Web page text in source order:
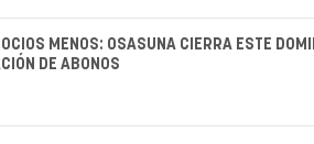
MENOS: OSASUNA CIERRA ESTE
DE ABONOS